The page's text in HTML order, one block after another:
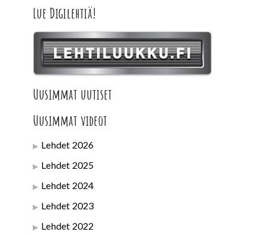
Lue Digilehtiä!
Uusimmat uutiset
Uusimmat videot
Lehdet 2026
Lehdet 2025
Lehdet 2024
Lehdet 2023
Lehdet 2022